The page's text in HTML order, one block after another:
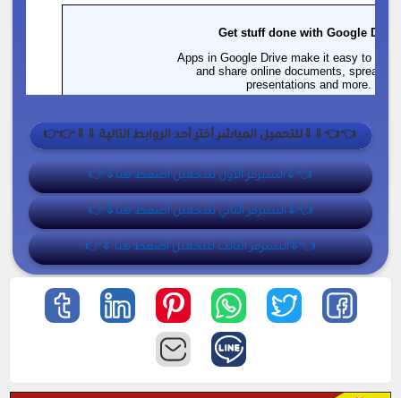
👈👈⇓⇓للتحميل المباشر أختر أحد الروابط التالية ⇓⇓👉👉
👈⇓السيرفر ألأول للتحميل أضغط هنا⇓👉
👈⇓السيرفر الثاني للتحميل أضغط هنا⇓👉
👈⇓السيرفر الثالث للتحميل أضغط هنا ⇓👉